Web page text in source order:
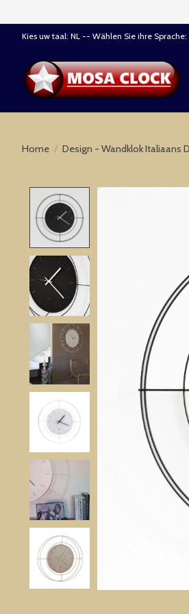
Kies uw taal: NL -- Wählen Sie ihre
Home / Design - Wandklok Italiaans